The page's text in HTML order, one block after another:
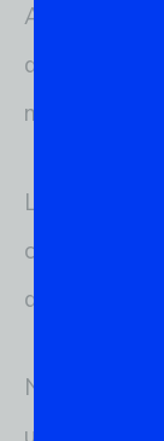
Antes de nos
do Linux,
minha
Lembro-me
chegou em
de informática.
Naquela